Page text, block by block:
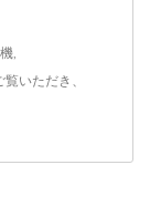
覧いただき、